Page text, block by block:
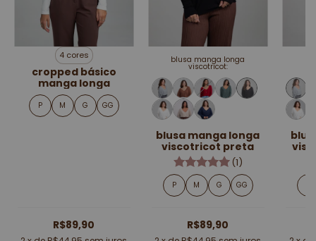
4 cores
cropped básico
manga longa
P M G GG
R$89,90
blusa manga longa
viscotricot:
blusa manga longa
viscotricot preta
(1)
P M G GG
R$89,90